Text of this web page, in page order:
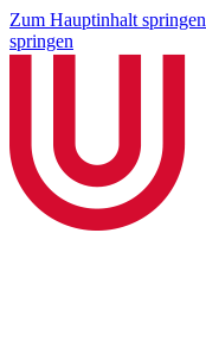
Zum Hauptinhalt springen
springen